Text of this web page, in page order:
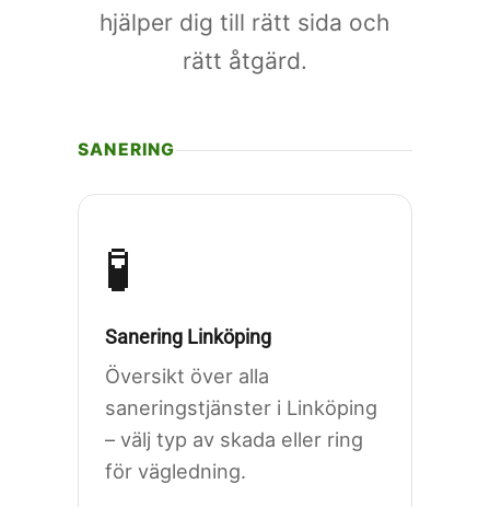
hjälper dig till rätt sida och
rätt åtgärd.
SANERING
🧪
Sanering Linköping
Översikt över alla
saneringstjänster i Linköping
– välj typ av skada eller ring
för vägledning.